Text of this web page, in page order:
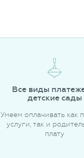
Все виды
детские сады
Умеем оплачивать как
услуги, так и
плату